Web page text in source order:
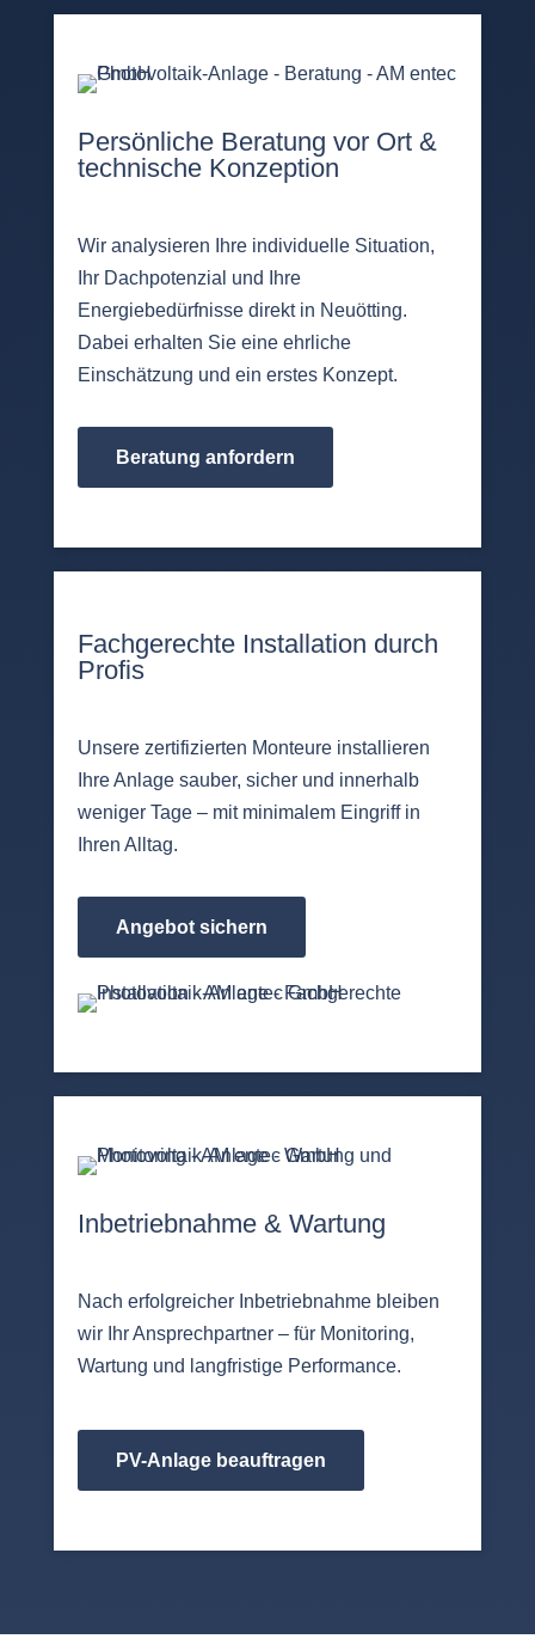
Persönliche Beratung vor Ort &
technische Konzeption
Wir analysieren Ihre individuelle Situation,
Ihr Dachpotenzial und Ihre
Energiebedürfnisse direkt in Neuötting.
Dabei erhalten Sie eine ehrliche
Einschätzung und ein erstes Konzept.
Beratung anfordern
Fachgerechte Installation durch
Profis
Unsere zertifizierten Monteure installieren
Ihre Anlage sauber, sicher und innerhalb
weniger Tage – mit minimalem Eingriff in
Ihren Alltag.
Angebot sichern
Inbetriebnahme & Wartung
Nach erfolgreicher Inbetriebnahme bleiben
wir Ihr Ansprechpartner – für Monitoring,
Wartung und langfristige Performance.
PV-Anlage beauftragen